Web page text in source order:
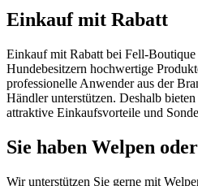
Einkauf mit Rabatt
Einkauf mit Rabatt bei Fell-
Hundebesitzern hochwertige
professionelle Anwender aus der
Händler unterstützen. Deshalb
attraktive Einkaufsvorteile und
Sie haben Welpen
Wir unterstützen Sie gerne mit